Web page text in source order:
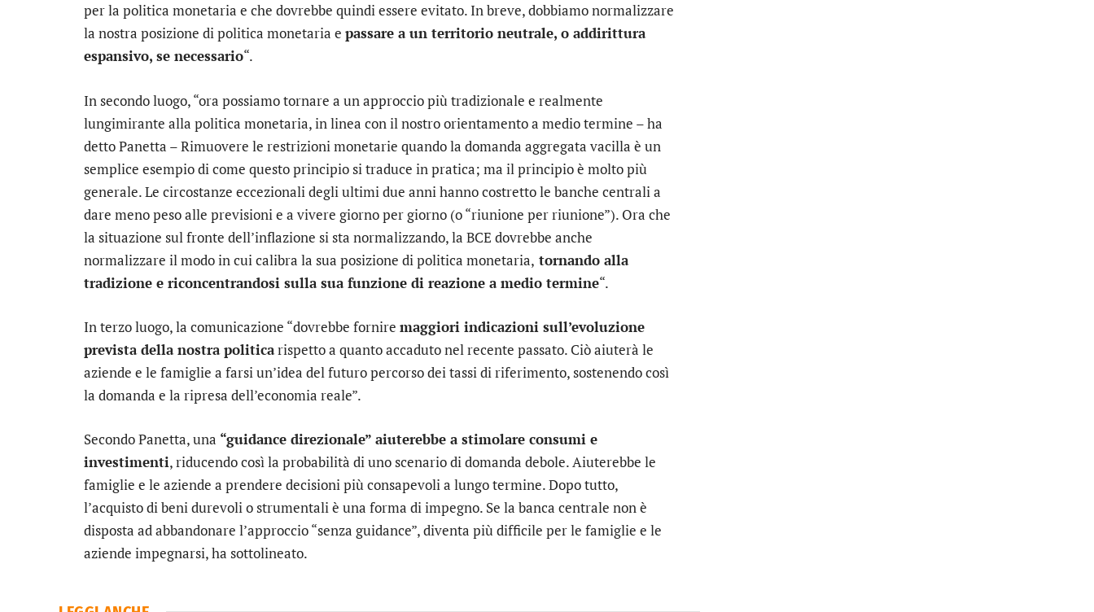
per la politica monetaria e che dovrebbe quindi essere evitato. In breve, dobbiamo normalizzare
la nostra posizione di politica monetaria e passare a un territorio neutrale, o addirittura
espansivo, se necessario“.
In secondo luogo, “ora possiamo tornare a un approccio più tradizionale e realmente
lungimirante alla politica monetaria, in linea con il nostro orientamento a medio termine – ha
detto Panetta – Rimuovere le restrizioni monetarie quando la domanda aggregata vacilla è un
semplice esempio di come questo principio si traduce in pratica; ma il principio è molto più
generale. Le circostanze eccezionali degli ultimi due anni hanno costretto le banche centrali a
dare meno peso alle previsioni e a vivere giorno per giorno (o “riunione per riunione”). Ora che
la situazione sul fronte dell’inflazione si sta normalizzando, la BCE dovrebbe anche
normalizzare il modo in cui calibra la sua posizione di politica monetaria, tornando alla
tradizione e riconcentrandosi sulla sua funzione di reazione a medio termine“.
In terzo luogo, la comunicazione “dovrebbe fornire maggiori indicazioni sull’evoluzione
prevista della nostra politicarispetto a quanto accaduto nel recente passato. Ciò aiuterà le
aziende e le famiglie a farsi un’idea del futuro percorso dei tassi di riferimento, sostenendo così
la domanda e la ripresa dell’economia reale”.
Secondo Panetta, una “guidance direzionale” aiuterebbe a stimolare consumi e
investimenti, riducendo così la probabilità di uno scenario di domanda debole. Aiuterebbe le
famiglie e le aziende a prendere decisioni più consapevoli a lungo termine. Dopo tutto,
l’acquisto di beni durevoli o strumentali è una forma di impegno. Se la banca centrale non è
disposta ad abbandonare l’approccio “senza guidance”, diventa più difficile per le famiglie e le
aziende impegnarsi, ha sottolineato.